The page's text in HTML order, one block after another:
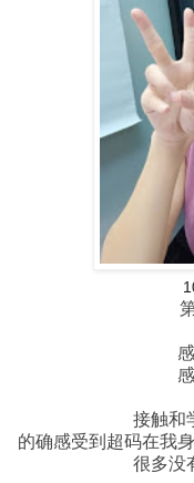
接触和
的确感受到超码在我
很多没